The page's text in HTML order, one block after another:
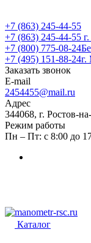
+7 (863) 245-44-55
+7 (863) 245-44-55
+7 (800) 775-08-24
+7 (495) 151-88-24г.
Заказать звонок
E-mail
2454455@mail.ru
Адрес
344068, г. Ростов-
Режим работы
Пн – Пт: с 8:00 до
Каталог